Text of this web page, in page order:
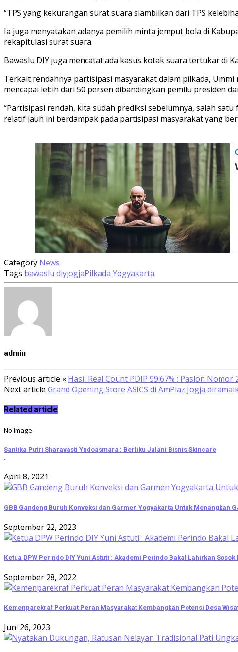
“TPS yang kekurangan surat suara siambilkan dari TPS
Ia juga menyatakan adanya pemilih minta jemput bola di
rekapitulasi surat suara.
Bawaslu DIY juga mencatat ada kasus kotak suara tertukar di
Terkait rendahnya partisipasi masyarakat dalam pilkada,
mencapai lebih dari 50 persen dibandingkan pemilu presiden
“Partisipasi rendah, kita sudah prediksi sebelumnya, salah
relatif jauh ini berdampak pada partisipasi masyarakat yang
Category News
Tags bawaslu diyjogjaPilkada Yogyakarta
admin
Previous article « Hasil Real Count PDIP 99.67% : Paslon
Next article Grand Opening Store ASICS di AmPlaz Jogja
Related article
No Image
Santika Putri Sharavasti Yudoasmara : Berliku Jalani Bisnis Skincare
April 8, 2021
GBB Gandeng Buruh Konveksi dan Garmen Yogyakarta Untuk Menangkan
September 22, 2023
Ketua DPW Perindo DIY Yuni Astuti : Akademi Perindo Bakal Lahirkan Sosok
September 28, 2022
Kemenparekraf Perkuat Peran Masyarakat Kembangkan Potensi Desa
Juni 26, 2023